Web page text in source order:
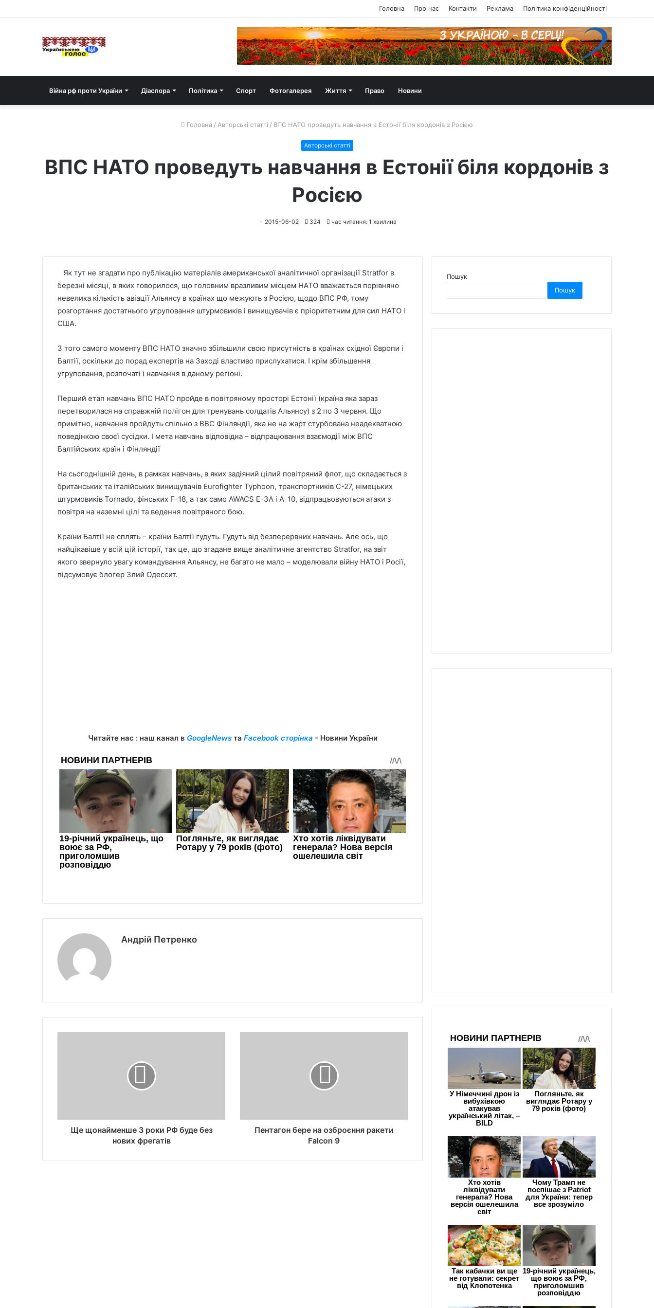
Головна Про нас Контакти Реклама Політика конфіденційності
Війна рф проти України Діаспора Політика Спорт Фотогалерея Життя Право Новини
Головна / Авторські статті / ВПС НАТО проведуть навчання в Естонії біля кордонів з Росією
Авторські статті
ВПС НАТО проведуть навчання в Естонії біля кордонів з
Росією
2015-06-02 324 час читання: 1 хвилина
Як тут не згадати про публікацію матеріалів американської аналітичної організації Stratfor в
березні місяці, в яких говорилося, що головним вразливим місцем НАТО вважається порівняно
невелика кількість авіації Альянсу в країнах що межують з Росією, щодо ВПС РФ, тому
розгортання достатнього угруповання штурмовиків і винищувачів є пріоритетним для сил НАТО і
США.
З того самого моменту ВПС НАТО значно збільшили свою присутність в країнах східної Європи і
Балтії, оскільки до порад експертів на Заході властиво прислухатися. І крім збільшення
угруповання, розпочаті і навчання в даному регіоні.
Перший етап навчань ВПС НАТО пройде в повітряному просторі Естонії (країна яка зараз
перетворилася на справжній полігон для тренувань солдатів Альянсу) з 2 по 3 червня. Що
примітно, навчання пройдуть спільно з ВВС Фінляндії, яка не на жарт стурбована неадекватною
поведінкою своєї сусідки. І мета навчань відповідна – відпрацювання взаємодії між ВПС
Балтійських країн і Фінляндії
На сьогоднішній день, в рамках навчань, в яких задіяний цілий повітряний флот, що складається з
британських та італійських винищувачів Eurofighter Typhoon, транспортників C-27, німецьких
штурмовиків Tornado, фінських F-18, а так само AWACS E-3A і А-10, відпрацьовуються атаки з
повітря на наземні цілі та ведення повітряного бою.
Країни Балтії не сплять – країни Балтії гудуть. Гудуть від безперервних навчань. Але ось, що
найцікавіше у всій цій історії, так це, що згадане вище аналітичне агентство Stratfor, на звіт
якого звернуло увагу командування Альянсу, не багато не мало – моделювали війну НАТО і Росії,
підсумовує блогер Злий Одессит.
Читайте нас : наш канал в GoogleNewsта Facebook сторінка - Новини України
Андрій Петренко
Ще щонайменше 3 роки РФ буде без
нових фрегатів
Пентагон бере на озброєння ракети
Falcon 9
Пошук
Пошук